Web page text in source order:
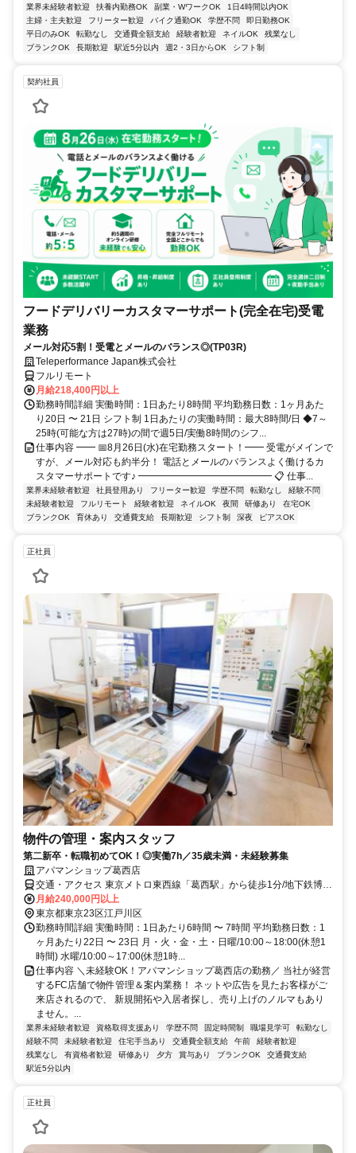
業界未経験者歓迎 扶養内勤務OK 副業・WワークOK
1日4時間以内OK
主婦・主夫歓迎
フリーター歓迎 バイク通勤OK 学歴不問
即日勤務OK
平日のみOK
転勤なし 交通費全額支給 経験者歓迎 ネイルOK
残業なし
ブランクOK
長期歓迎 駅近5分以内 週2・3日からOK シフト制
契約社員
フードデリバリーカスタマーサポート(完全在宅)受電
業務
メール対応5割！受電とメールのバランス◎(TP03R)
Teleperformance Japan株式会社
フルリモート
月給218,400円以上
勤務時間詳細 実働時間：1日あたり8時間 平均勤務日数：1ヶ月あた
り20日 〜 21日 シフト制 1日あたりの実働時間：最大8時間/日 ◆7～
25時(可能な方は27時)の間で週5日/実働8時間のシフ...
仕事内容 ━━ 📅8月26日(水)在宅勤務スタート！━━ 受電がメインで
すが、メール対応も約半分！ 電話とメールのバランスよく働けるカ
スタマーサポートです♪ ━━━━━━━━━━━━━━ 📋 仕事...
業界未経験者歓迎 社員登用あり フリーター歓迎 学歴不問 転勤なし
経験不問
未経験者歓迎
フルリモート 経験者歓迎 ネイルOK 夜間 研修あり
在宅OK
ブランクOK
育休あり 交通費支給 長期歓迎 シフト制 深夜 ピアスOK
正社員
物件の管理・案内スタッフ
第二新卒・転職初めてOK！◎実働7h／35歳未満・未経験募集
アパマンショップ葛西店
交通・アクセス 東京メトロ東西線「葛西駅」から徒歩1分/地下鉄博物
館前
月給240,000円以上
東京都東京23区江戸川区
勤務時間詳細 実働時間：1日あたり6時間 〜 7時間 平均勤務日数：1
ヶ月あたり22日 〜 23日 月・火・金・土・日曜/10:00～18:00(休憩1
時間) 水曜/10:00～17:00(休憩1時...
仕事内容 ＼未経験OK！アパマンショップ葛西店の勤務／ 当社が経営
するFC店舗で物件管理＆案内業務！ ネットや広告を見たお客様がご
来店されるので、 新規開拓や入居者探し、売り上げのノルマもあり
ません。...
業界未経験者歓迎 資格取得支援あり 学歴不問 固定時間制 職場見学可
転勤なし
経験不問
未経験者歓迎 住宅手当あり 交通費全額支給 午前
経験者歓迎
残業なし
有資格者歓迎 研修あり 夕方 賞与あり ブランクOK
交通費支給
駅近5分以内
正社員